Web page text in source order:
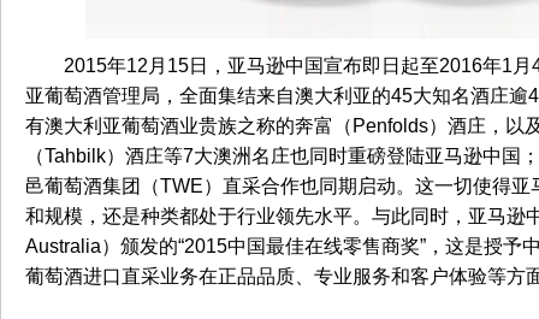
2015年12月15日，亚马逊中国宣布即日起至2016年1
亚葡萄酒管理局，全面集结来自澳大利亚的45大知名酒庄
有澳大利亚葡萄酒业贵族之称的奔富（Penfolds）酒庄，以
（Tahbilk）酒庄等7大澳洲名庄也同时重磅登陆亚马逊中国
邑葡萄酒集团（TWE）直采合作也同期启动。这一切使得
和规模，还是种类都处于行业领先水平。与此同时，亚马逊
Australia）颁发的“2015中国最佳在线零售商奖”，这是授予
葡萄酒进口直采业务在正品品质、专业服务和客户体验等方